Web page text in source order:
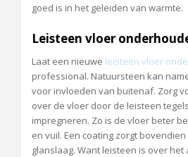
goed is in het geleiden van warmte.
Leisteen vloer
Laat een nieuwe leisteen vloer
professional. Natuursteen kan
voor invloeden van buitenaf. Zorg
over de vloer door de leisteen
impregneren. Zo is de vloer beter
en vuil. Een coating zorgt
glanslaag. Want leisteen is over het